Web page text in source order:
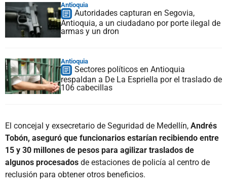
Antioquia
Autoridades capturan en Segovia,
Antioquia, a un ciudadano por porte ilegal de
armas y un dron
Antioquia
Sectores políticos en Antioquia
respaldan a De La Espriella por el traslado de
106 cabecillas
El concejal y exsecretario de Seguridad de Medellín, Andrés
Tobón, aseguró que funcionarios estarían recibiendo entre
15 y 30 millones de pesos para agilizar traslados de
algunos procesados de estaciones de policía al centro de
reclusión para obtener otros beneficios.